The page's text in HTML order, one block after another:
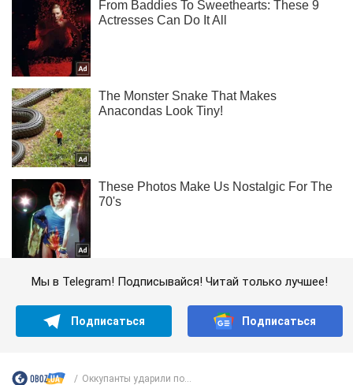
Мы в Telegram! Подписывайся! Читай только лучшее!
Подписаться Подписаться
Оккупанты ударили по...